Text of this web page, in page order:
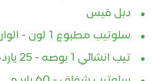
دبل فيس
سلوتيب مطبوع 1 لون - الوان
تيب انشائي 1 بوصه - 25 يارده